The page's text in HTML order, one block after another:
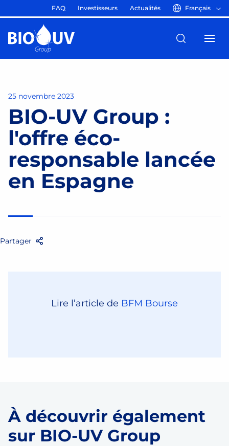
FAQ Investisseurs Actualités Français
25 novembre 2023
BIO-UV Group :
l'offre éco-
responsable lancée
en Espagne
Partager
Lire l’article de BFM Bourse
À découvrir également
sur BIO-UV Group